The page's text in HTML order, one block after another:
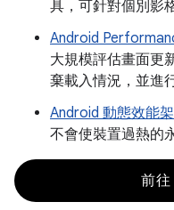
具，可針對個別影
Android
大規模評估畫面更
棄載入情況，並進
Android 動態效能
不會使裝置過熱的
前往